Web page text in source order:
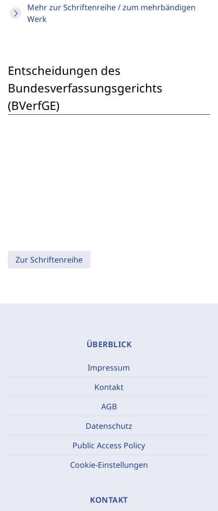
Mehr zur Schriftenreihe / zum mehrbändigen
Werk
Entscheidungen des
Bundesverfassungsgerichts
(BVerfGE)
Zur Schriftenreihe
ÜBERBLICK
Impressum
Kontakt
AGB
Datenschutz
Public Access Policy
Cookie-Einstellungen
KONTAKT